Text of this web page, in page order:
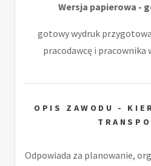
Wersja papierowa -
gotowy wydruk
pracodawcę i pracownika
OPIS ZAWODU -
Odpowiada za planowanie,